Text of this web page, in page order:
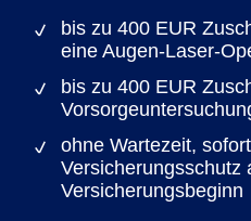
bis zu 400 EUR
eine Augen-Laser-
bis zu 400 EUR
ohne Wartezeit,
Versicherungsschutz
Versicherungsbeginn